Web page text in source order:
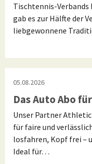
Tischtennis-Verbands
gab es zur Hälfte der
liebgewonnene
05.08.2026
Das Auto Abo
Unser Partner
für faire und
losfahren, Kopf frei –
Ideal für…